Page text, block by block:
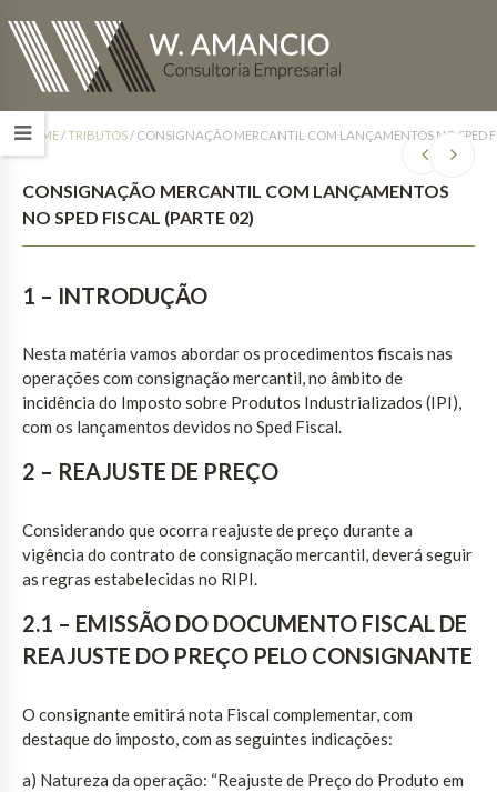
HOME/TRIBUTOS/ CONSIGNAÇÃO MERCANTIL COM LANÇAMENTOS NO SPED
CONSIGNAÇÃO MERCANTIL COM LANÇAMENTOS
NO SPED FISCAL (PARTE 02)
1 – INTRODUÇÃO
Nesta matéria vamos abordar os procedimentos fiscais nas
operações com consignação mercantil, no âmbito de
incidência do Imposto sobre Produtos Industrializados (IPI),
com os lançamentos devidos no Sped Fiscal.
2 – REAJUSTE DE PREÇO
Considerando que ocorra reajuste de preço durante a
vigência do contrato de consignação mercantil, deverá seguir
as regras estabelecidas no RIPI.
2.1 – EMISSÃO DO DOCUMENTO FISCAL DE
REAJUSTE DO PREÇO PELO CONSIGNANTE
O consignante emitirá nota Fiscal complementar, com
destaque do imposto, com as seguintes indicações:
a) Natureza da operação: “Reajuste de Preço do Produto em